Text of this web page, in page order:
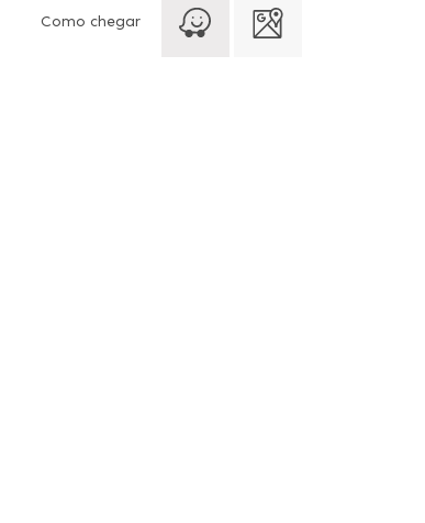
Como chegar